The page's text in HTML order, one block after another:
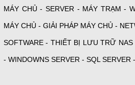
MÁY CHỦ - SERVER - MÁY TRẠM -
MÁY CHỦ - GIẢI PHÁP MÁY CHỦ -
SOFTWARE - THIẾT BỊ LƯU TRỮ
- WINDOWNS SERVER - SQL SERVER